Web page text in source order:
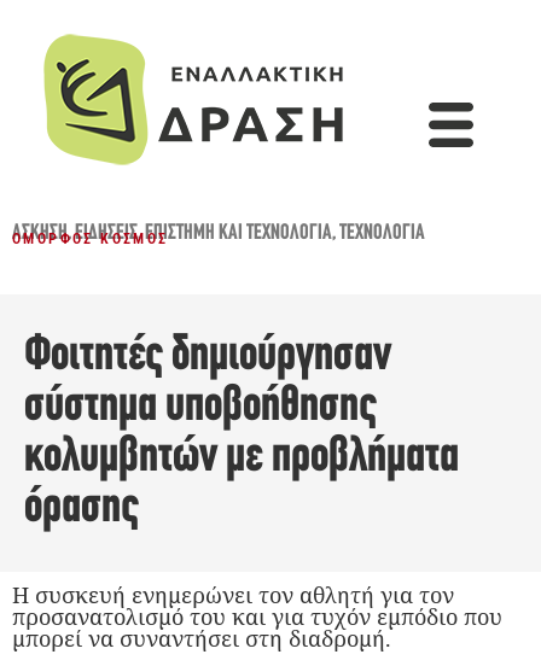
ΆΣΚΗΣΗ,ΕΙΔΉΣΕΙΣ,ΕΠΙΣΤΉΜΗ ΚΑΙ ΤΕΧΝΟΛΟΓΊΑ,ΤΕΧΝΟΛΟΓΊΑ
ΌΜΟΡΦΟΣ ΚΌΣΜΟΣ
Φοιτητές δημιούργησαν
σύστημα υποβοήθησης
κολυμβητών με προβλήματα
όρασης
Η συσκευή ενημερώνει τον αθλητή για τον
προσανατολισμό του και για τυχόν εμπόδιο που
μπορεί να συναντήσει στη διαδρομή.